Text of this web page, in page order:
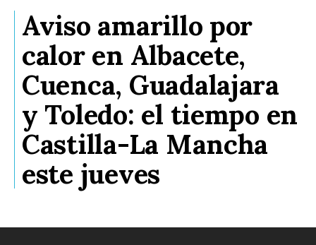
Aviso amarillo por
calor en Albacete,
Cuenca, Guadalajara
y Toledo: el tiempo en
Castilla-La Mancha
este jueves